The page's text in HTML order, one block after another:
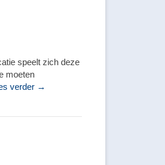
speelt zich deze
moeten
verder →